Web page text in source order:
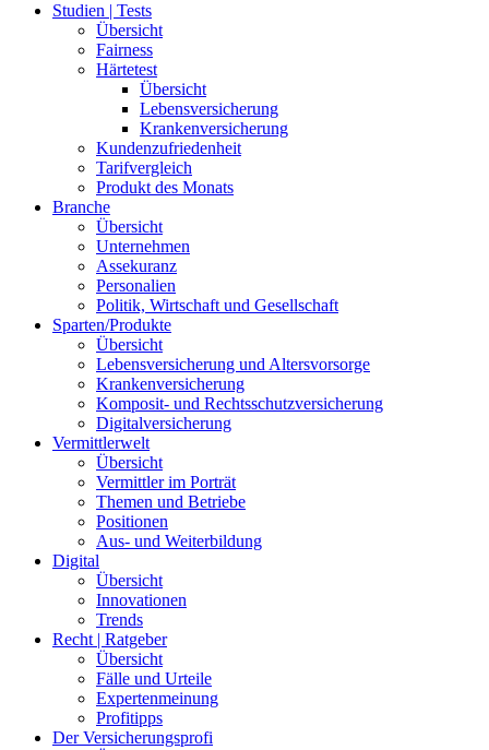
Studien | Tests
Übersicht
Fairness
Härtetest
Übersicht
Lebensversicherung
Krankenversicherung
Kundenzufriedenheit
Tarifvergleich
Produkt des Monats
Branche
Übersicht
Unternehmen
Assekuranz
Personalien
Politik, Wirtschaft und Gesellschaft
Sparten/Produkte
Übersicht
Lebensversicherung und Altersvorsorge
Krankenversicherung
Komposit- und Rechtsschutzversicherung
Digitalversicherung
Vermittlerwelt
Übersicht
Vermittler im Porträt
Themen und Betriebe
Positionen
Aus- und Weiterbildung
Digital
Übersicht
Innovationen
Trends
Recht | Ratgeber
Übersicht
Fälle und Urteile
Expertenmeinung
Profitipps
Der Versicherungsprofi